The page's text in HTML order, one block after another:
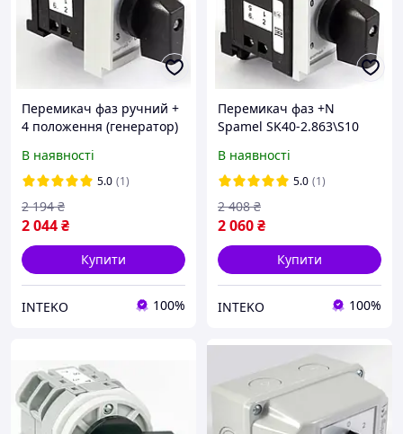
Перемикач фаз ручний +
4 положення (генератор)
Sввід резерва | SK40-
2.8892/S10
В наявності
5.0 (1)
2 044₴
2 194 ₴
Купити
INTEKO 100%
Перемикач фаз +N
Spamel SK40-2.863\S10
В наявності
5.0 (1)
2 060₴
2 408 ₴
Купити
INTEKO 100%